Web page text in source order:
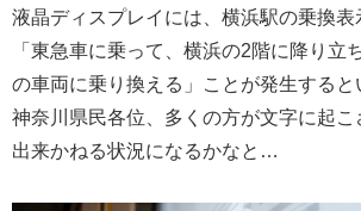
液晶ディスプレイには、横浜駅の乗換
「東急車に乗って、横浜の2階に降り立
の車両に乗り換える」ことが発生すると
神奈川県民各位、多くの方が文字に起こ
出来かねる状況になるかなと…